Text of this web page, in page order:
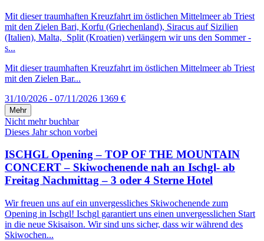
Mit dieser traumhaften Kreuzfahrt im östlichen Mittelmeer ab Triest
mit den Zielen Bari, Korfu (Griechenland), Siracus auf Sizilien
(Italien), Malta, Split (Kroatien) verlängern wir uns den Sommer -
s...
Mit dieser traumhaften Kreuzfahrt im östlichen Mittelmeer ab Triest
mit den Zielen Bar...
31/10/2026 - 07/11/2026 1369 €
Mehr
Nicht mehr buchbar
Dieses Jahr schon vorbei
ISCHGL Opening – TOP OF THE MOUNTAIN
CONCERT – Skiwochenende nah an Ischgl- ab
Freitag Nachmittag – 3 oder 4 Sterne Hotel
Wir freuen uns auf ein unvergessliches Skiwochenende zum
Opening in Ischgl! Ischgl garantiert uns einen unvergesslichen Start
in die neue Skisaison. Wir sind uns sicher, dass wir während des
Skiwochen...